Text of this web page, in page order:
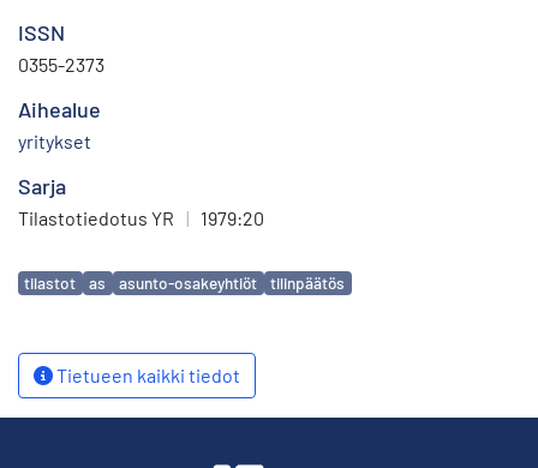
ISSN
0355-2373
Aihealue
yritykset
Sarja
Tilastotiedotus YR | 1979:20
Avainsanat
tilastot as asunto-osakeyhtiöt tilinpäätös
Tietueen kaikki tiedot